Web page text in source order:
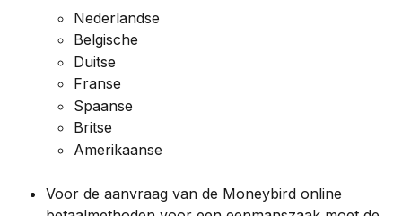
Nederlandse
Belgische
Duitse
Franse
Spaanse
Britse
Amerikaanse
Voor de aanvraag van de Moneybird online